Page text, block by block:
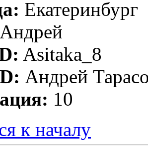
Екатеринбург
Андрей
Asitaka_8
Андрей
10
к началу